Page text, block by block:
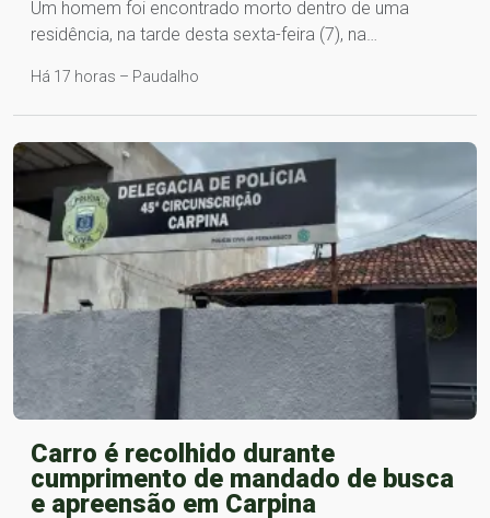
Um homem foi encontrado morto dentro de uma
residência, na tarde desta sexta-feira (7), na…
Há 17 horas – Paudalho
Carro é recolhido durante
cumprimento de mandado de busca
e apreensão em Carpina